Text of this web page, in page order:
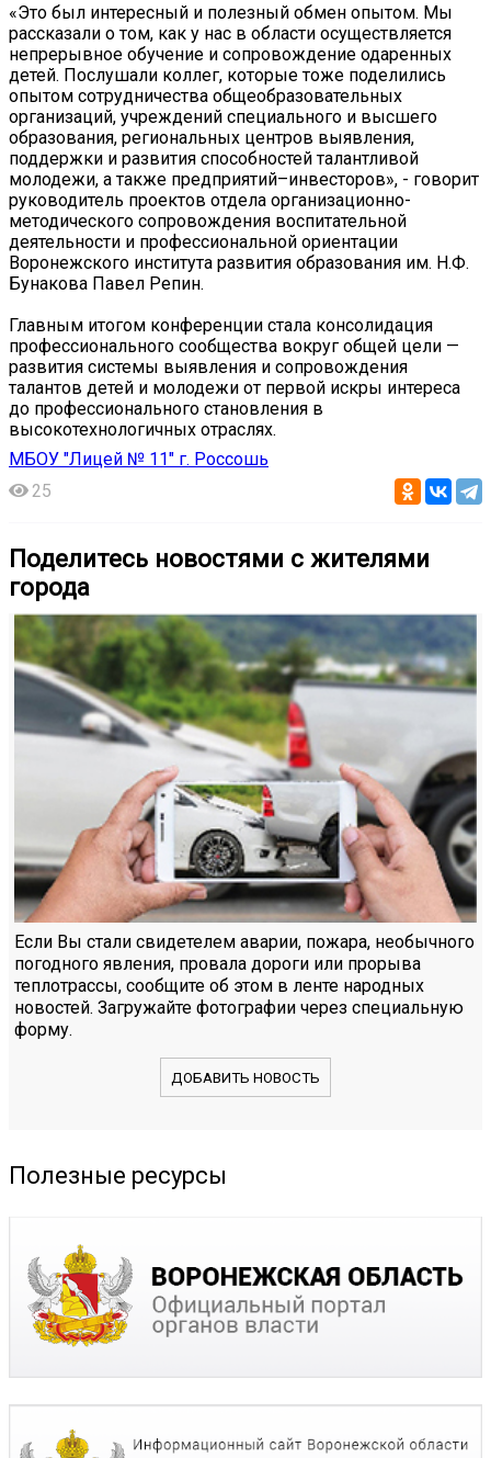
«Это был интересный и полезный обмен опытом. Мы
рассказали о том, как у нас в области осуществляется
непрерывное обучение и сопровождение одаренных
детей. Послушали коллег, которые тоже поделились
опытом сотрудничества общеобразовательных
организаций, учреждений специального и высшего
образования, региональных центров выявления,
поддержки и развития способностей талантливой
молодежи, а также предприятий–инвесторов», - говорит
руководитель проектов отдела организационно-
методического сопровождения воспитательной
деятельности и профессиональной ориентации
Воронежского института развития образования им. Н.Ф.
Бунакова Павел Репин.
Главным итогом конференции стала консолидация
профессионального сообщества вокруг общей цели —
развития системы выявления и сопровождения
талантов детей и молодежи от первой искры интереса
до профессионального становления в
высокотехнологичных отраслях.
МБОУ "Лицей № 11" г. Россошь
25
Поделитесь новостями с жителями
города
Если Вы стали свидетелем аварии, пожара, необычного
погодного явления, провала дороги или прорыва
теплотрассы, сообщите об этом в ленте народных
новостей. Загружайте фотографии через специальную
форму.
ДОБАВИТЬ НОВОСТЬ
Полезные ресурсы